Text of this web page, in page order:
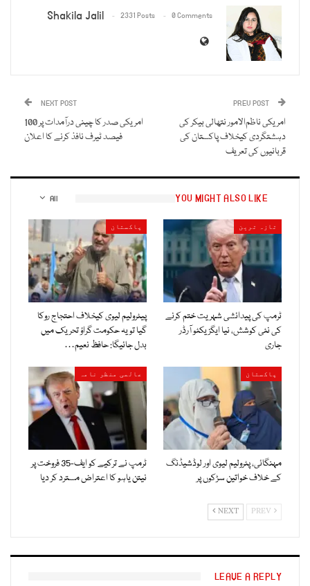
Shakila Jalil 2331 Posts 0 Comments
امریکی ناظم‌الامور نتھالی بیکر کی
دہشتگردی کیخلاف پاکستان کی
قربانیوں کی تعریف
NEXT POST
امریکی صدر کا چینی درآمدات پر 100
فیصد ٹیرف نافذ کرنے کا اعلان
All YOU MIGHT ALSO LIKE
تازہ ترین
ٹرمپ کی پیدائشی شہریت ختم کرنے
کی نئی کوشش، نیا ایگزیکٹو آرڈر
جاری
پاکستان
پیٹرولیم لیوی کیخلاف احتجاج روکا
گیا تو یہ حکومت گراؤ تحریک میں
بدل جائیگا: حافظ نعیم…
پاکستان
مہنگائی، پٹرولیم لیوی اور لوڈشیڈنگ
کے خلاف خواتین سڑکوں پر
عالمی منظر نامہ
ٹرمپ نے ترکیے کو ایف-35 فروخت پر
نیتن یاہو کا اعتراض مسترد کر دیا
NEXT
LEAVE A REPLY